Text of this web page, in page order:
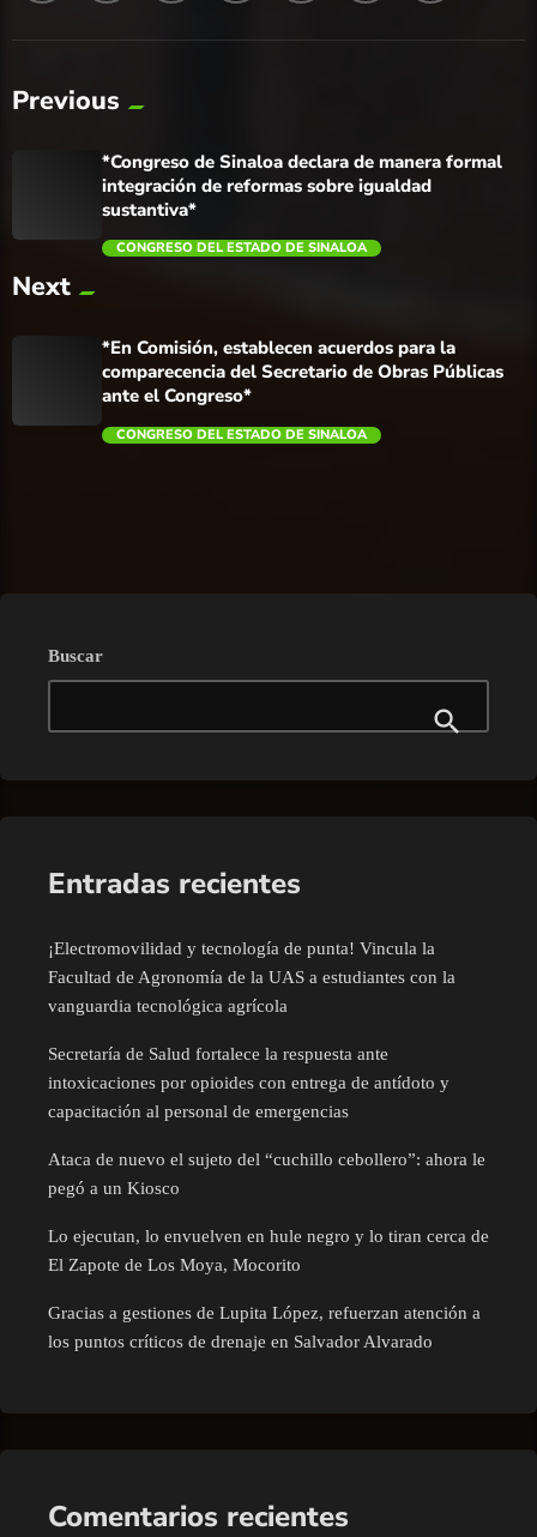
Previous
*Congreso de Sinaloa declara de manera formal
integración de reformas sobre igualdad
sustantiva*
CONGRESO DEL ESTADO DE SINALOA
Next
*En Comisión, establecen acuerdos para la
comparecencia del Secretario de Obras Públicas
ante el Congreso*
CONGRESO DEL ESTADO DE SINALOA
Buscar
Entradas recientes
¡Electromovilidad y tecnología de punta! Vincula la
Facultad de Agronomía de la UAS a estudiantes con la
vanguardia tecnológica agrícola
Secretaría de Salud fortalece la respuesta ante
intoxicaciones por opioides con entrega de antídoto y
capacitación al personal de emergencias
Ataca de nuevo el sujeto del “cuchillo cebollero”: ahora le
pegó a un Kiosco
Lo ejecutan, lo envuelven en hule negro y lo tiran cerca de
El Zapote de Los Moya, Mocorito
Gracias a gestiones de Lupita López, refuerzan atención a
los puntos críticos de drenaje en Salvador Alvarado
Comentarios recientes